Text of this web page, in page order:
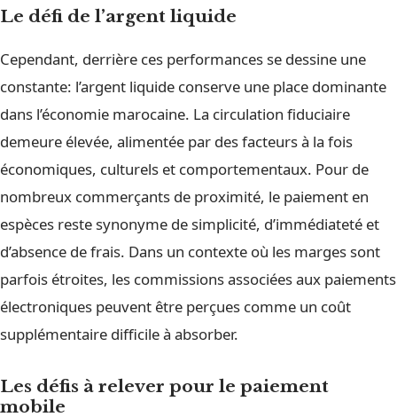
Le défi de l’argent liquide
Cependant, derrière ces performances se dessine une
constante: l’argent liquide conserve une place dominante
dans l’économie marocaine. La circulation fiduciaire
demeure élevée, alimentée par des facteurs à la fois
économiques, culturels et comportementaux. Pour de
nombreux commerçants de proximité, le paiement en
espèces reste synonyme de simplicité, d’immédiateté et
d’absence de frais. Dans un contexte où les marges sont
parfois étroites, les commissions associées aux paiements
électroniques peuvent être perçues comme un coût
supplémentaire difficile à absorber.
Les défis à relever pour le paiement
mobile